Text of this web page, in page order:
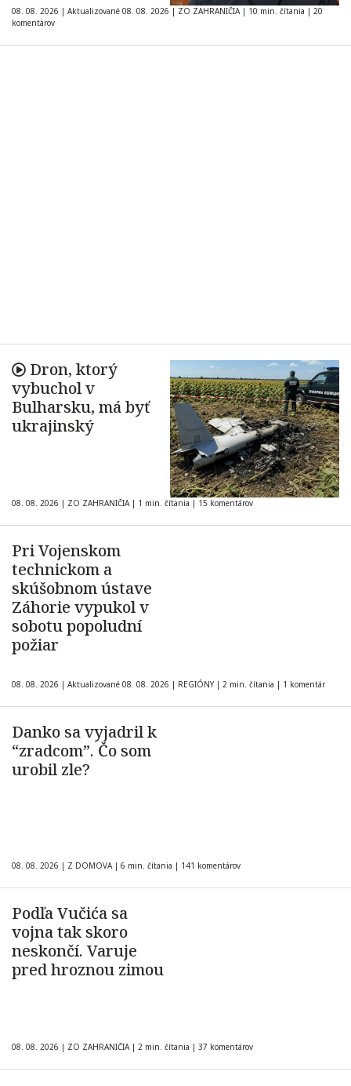
08. 08. 2026 | Aktualizované 08. 08. 2026 | ZO ZAHRANIČIA | 10 min. čítania | 20
komentárov
Dron, ktorý
vybuchol v
Bulharsku, má byť
ukrajinský
08. 08. 2026 | ZO ZAHRANIČIA | 1 min. čítania | 15 komentárov
Pri Vojenskom
technickom a
skúšobnom ústave
Záhorie vypukol v
sobotu popoludní
požiar
08. 08. 2026 | Aktualizované 08. 08. 2026 | REGIÓNY | 2 min. čítania | 1 komentár
Danko sa vyjadril k
“zradcom”. Čo som
urobil zle?
08. 08. 2026 | Z DOMOVA | 6 min. čítania | 141 komentárov
Podľa Vučića sa
vojna tak skoro
neskončí. Varuje
pred hroznou zimou
08. 08. 2026 | ZO ZAHRANIČIA | 2 min. čítania | 37 komentárov